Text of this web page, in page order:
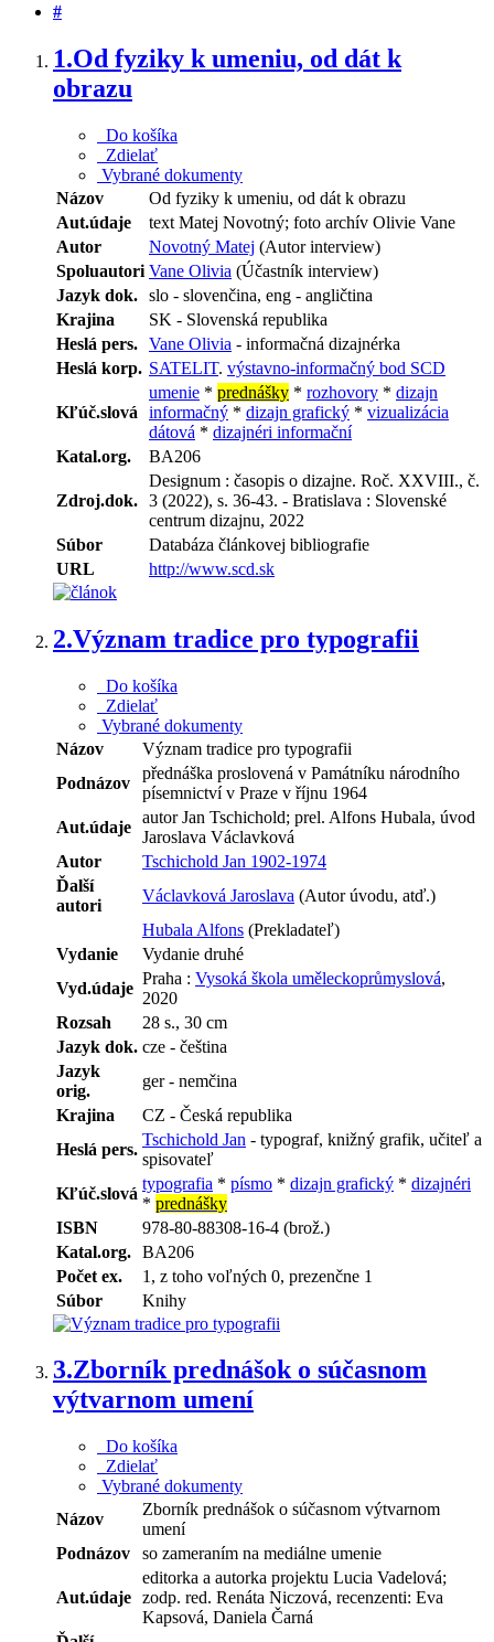
#
1.Od fyziky k umeniu, od dát k
obrazu
Do košíka
Zdielať
Vybrané dokumenty
Názov
Od fyziky k umeniu, od dát k obrazu
Aut.údaje
text Matej Novotný; foto archív Olivie Vane
Autor
Novotný Matej (Autor interview)
Spoluautori Vane Olivia (Účastník interview)
Jazyk dok. slo - slovenčina, eng - angličtina
Krajina
SK - Slovenská republika
Heslá pers. Vane Olivia - informačná dizajnérka
Heslá korp. SATELIT. výstavno-informačný bod SCD
Kľúč.slová
umenie * prednášky * rozhovory * dizajn
informačný * dizajn grafický * vizualizácia
dátová * dizajnéri informační
Katal.org.
BA206
Zdroj.dok.
Designum : časopis o dizajne. Roč. XXVIII., č.
3 (2022), s. 36-43. - Bratislava : Slovenské
centrum dizajnu, 2022
Súbor
Databáza článkovej bibliografie
URL
http://www.scd.sk
2.Význam tradice pro typografii
Do košíka
Zdielať
Vybrané dokumenty
Názov
Význam tradice pro typografii
Podnázov
přednáška proslovená v Památníku národního
písemnictví v Praze v říjnu 1964
Aut.údaje
autor Jan Tschichold; prel. Alfons Hubala, úvod
Jaroslava Václavková
Autor
Tschichold Jan 1902-1974
Ďalší
autori
Václavková Jaroslava (Autor úvodu, atď.)
Hubala Alfons (Prekladateľ)
Vydanie
Vydanie druhé
Vyd.údaje
Praha : Vysoká škola uměleckoprůmyslová,
2020
Rozsah
28 s., 30 cm
Jazyk dok. cze - čeština
Jazyk
orig.
ger - nemčina
Krajina
CZ - Česká republika
Heslá pers.
Tschichold Jan - typograf, knižný grafik, učiteľ a
spisovateľ
Kľúč.slová
typografia * písmo * dizajn grafický * dizajnéri
* prednášky
ISBN
978-80-88308-16-4 (brož.)
Katal.org. BA206
Počet ex.
1, z toho voľných 0, prezenčne 1
Súbor
Knihy
3.Zborník prednášok o súčasnom
výtvarnom umení
Do košíka
Zdielať
Vybrané dokumenty
Názov
Zborník prednášok o súčasnom výtvarnom
umení
Podnázov
so zameraním na mediálne umenie
Aut.údaje
editorka a autorka projektu Lucia Vadelová;
zodp. red. Renáta Niczová, recenzenti: Eva
Kapsová, Daniela Čarná